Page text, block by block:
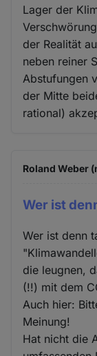
Lager der
der Realität
neben reiner
Abstufungen
der Mitte
rational)
Roland Weber
Wer ist
Wer ist denn
die leugnen,
(!!) mit dem
Auch hier:
Meinung!
Hat nicht die